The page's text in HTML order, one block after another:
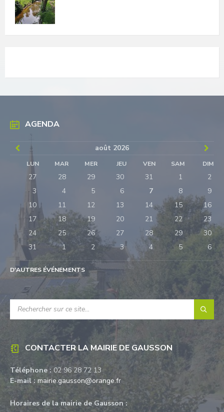
AGENDA
août 2026
Previous
Month
LUN MAR MER JEU VEN SAM DIM
calendar
27 28 29 30 31 1
2
3
4 5 6 7 8
9
10
11 12 13 14 15
16
17
18 19 20 21 22
23
24
25 26 27 28 29
30
31
1 2 3 4 5
6
Retour
à
l'accueil
D'AUTRES ÉVÉNEMENTS
CONTACTER LA MAIRIE DE GAUSSON
Téléphone :02 96 28 72 13
E-mail : mairie.gausson@orange.fr
Horaires de la mairie de Gausson :